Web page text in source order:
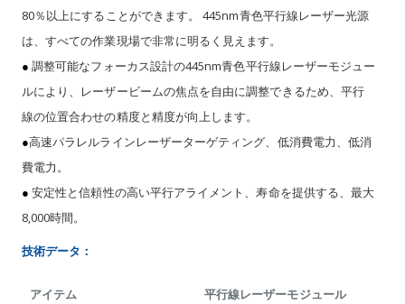
80％以上にすることができます。 445nm青色平行線レーザー光源
は、すべての作業現場で非常に明るく見えます。
● 調整可能なフォーカス設計の445nm青色平行線レーザーモジュー
ルにより、レーザービームの焦点を自由に調整できるため、平行
線の位置合わせの精度と精度が向上します。
●高速パラレルラインレーザーターゲティング、低消費電力、低消
費電力。
● 安定性と信頼性の高い平行アライメント、寿命を提供する、最大
8,000時間。
技術データ：
アイテム 平行線レーザーモジュール